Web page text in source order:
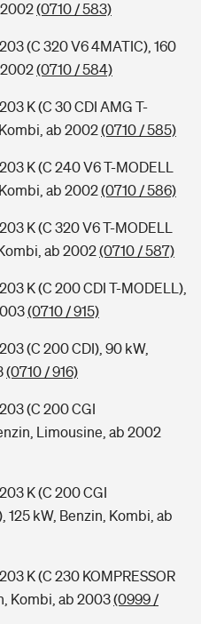
(0710 / 583)
(C 320 V6 4MATIC), 160
(0710 / 584)
K (C 30 CDI AMG T-
ab 2002(0710 / 585)
K (C 240 V6 T-MODELL
ab 2002(0710 / 586)
K (C 320 V6 T-MODELL
ab 2002(0710 / 587)
K (C 200 CDI T-MODELL),
(0710 / 915)
(C 200 CDI), 90 kW,
(0710 / 916)
(C 200 CGI
Limousine, ab 2002
K (C 200 CGI
125 kW, Benzin, Kombi, ab
K (C 230 KOMPRESSOR
Kombi, ab 2003(0999 /